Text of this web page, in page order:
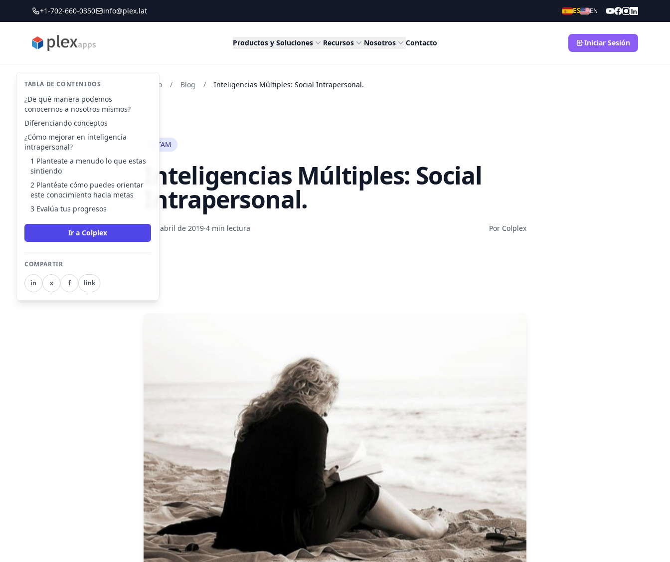
+1-702-660-0350 info@plex.lat ES EN
PLEXapps Productos y Soluciones Recursos Nosotros Contacto Iniciar Sesión
Inicio / Blog / Inteligencias Múltiples: Social Intrapersonal.
LATAM
Inteligencias Múltiples: Social
Intrapersonal.
6 de abril de 2019·4 min lectura Por Colplex
TABLA DE CONTENIDOS
¿De qué manera podemos
conocernos a nosotros mismos?
Diferenciando conceptos
¿Cómo mejorar en inteligencia
intrapersonal?
1 Planteate a menudo lo que estas
sintiendo
2 Plantéate cómo puedes orientar
este conocimiento hacia metas
3 Evalúa tus progresos
Ir a Colplex
COMPARTIR
in x f link